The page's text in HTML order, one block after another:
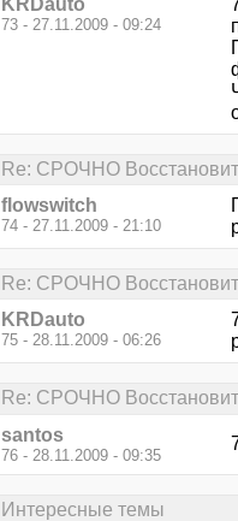
73 - 27.11.2009 - 09:24
Re: СРОЧНО
flowswitch
74 - 27.11.2009 - 21:10
Re: СРОЧНО
KRDauto
75 - 28.11.2009 - 06:26
Re: СРОЧНО
santos
76 - 28.11.2009 - 09:35
Интересные темы